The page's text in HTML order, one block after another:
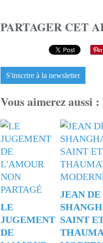
PARTAGER CET
S'inscrire à la newsletter
Vous aimerez aussi :
LE
JUGEMENT
DE
JEAN DE
SAINT